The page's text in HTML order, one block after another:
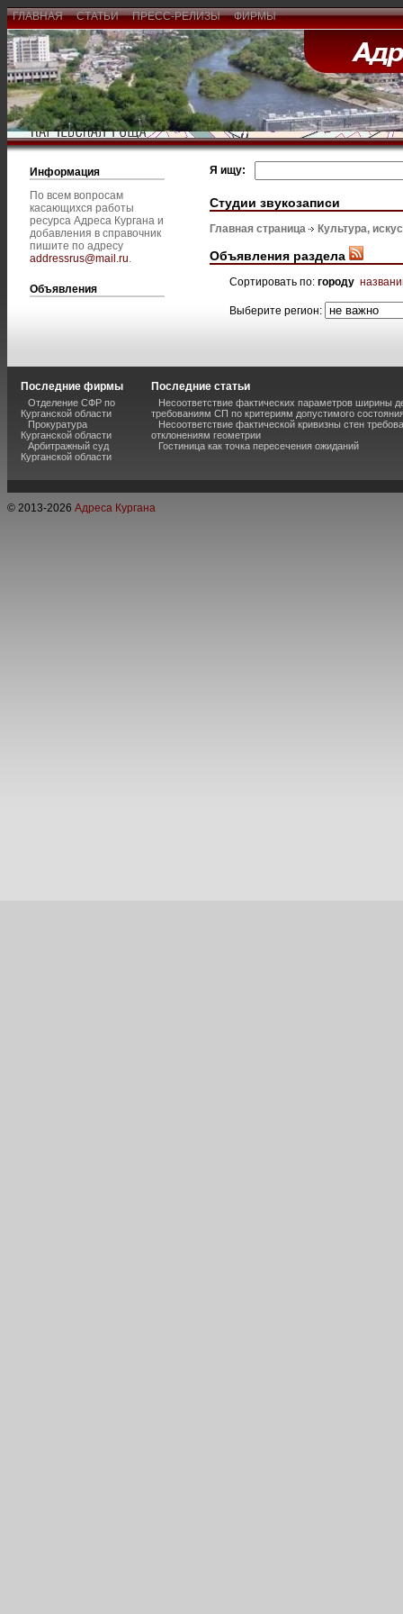
ГЛАВНАЯ СТАТЬИ ПРЕСС-РЕЛИЗЫ ФИРМЫ
Информация
По всем вопросам
касающихся работы
ресурса Адреса Кургана и
добавления в справочник
пишите по адресу
addressrus@mail.ru.
Объявления
Я ищу:
Студии звукозаписи
Главная страница Культура,
Объявления раздела
Сортировать по: городу
Выберите регион:
Последние фирмы
Отделение СФР по
Курганской области
Прокуратура
Курганской области
Арбитражный суд
Курганской области
Последние статьи
Несоответствие фактических параметров ширины
требованиям СП по критериям допустимого
Несоответствие фактической кривизны стен
отклонениям геометрии
Гостиница как точка пересечения ожиданий
© 2013-2026 Адреса Кургана